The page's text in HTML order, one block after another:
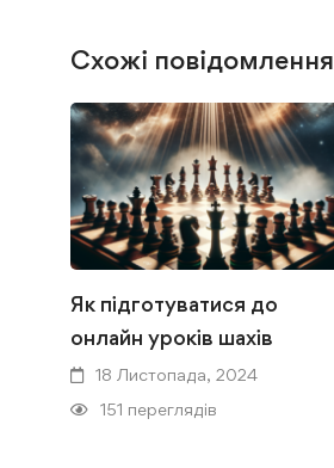
Схожі повідомлення
Як підготуватися до
онлайн уроків шахів
18 Листопада, 2024
151 переглядів